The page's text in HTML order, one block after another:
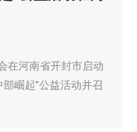
在河南省开封市启动
崛起”公益活动并召